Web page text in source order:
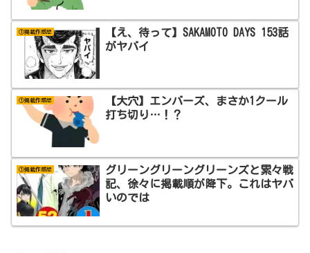
①掲載作感想
【え、待って】SAKAMOTO DAYS 153話
がヤバイ
①掲載作感想
【大穴】エンバーズ、まさか1クール
打ち切り…！？
①掲載作感想
グリーングリーングリーンズと累々戦
記、徐々に掲載順が降下。これはヤバ
いのでは